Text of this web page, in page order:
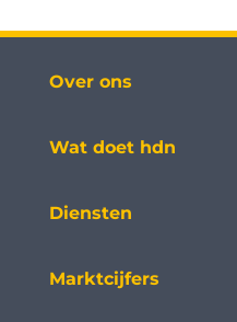
Over ons
Wat doet hdn
Diensten
Marktcijfers